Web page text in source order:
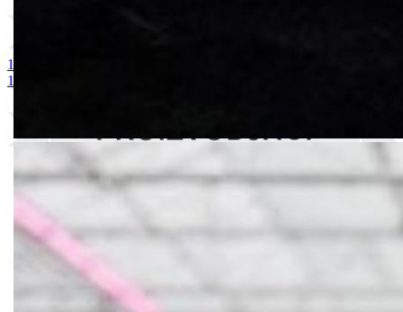
1. MAGNEZIJUM SULFAT 25kg
10-25 + 2MgO+ Me 25kg